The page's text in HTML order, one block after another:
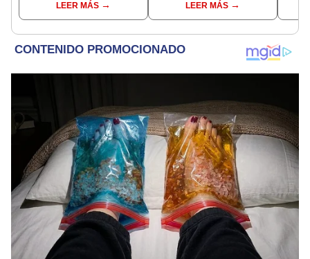
reforestar el ecosistema
de forma natural
LEER MÁS
[VIDEO]LEER MÁS